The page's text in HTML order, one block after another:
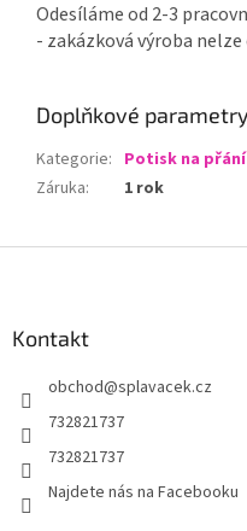
Odesíláme od 2-3
- zakázková výroba
Doplňkové parametry
Kategorie: Potisk na přání
Záruka: 1 rok
Kontakt
obchod@splavacek.cz
732821737
732821737
Najdete nás na Facebooku